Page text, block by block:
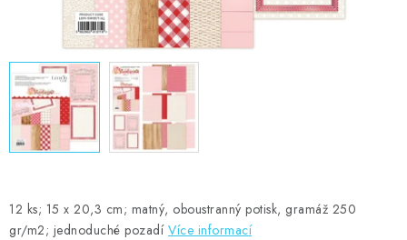
Podmínky ochrany osobních údajů
Ověřování recenzí
Jak nakupovat
12 ks; 15 x 20,3 cm; matný, oboustranný potisk, gramáž 250
gr/m2; jednoduché pozadí Více informací